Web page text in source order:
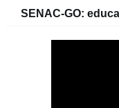
SENAC-GO: